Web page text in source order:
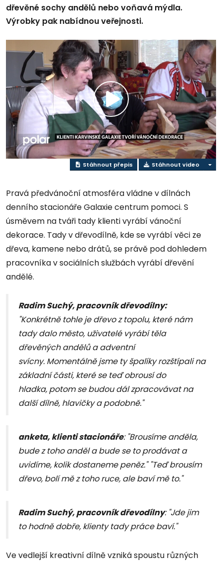
dřevěné sochy andělů nebo voňavá mýdla.
Výrobky pak nabídnou veřejnosti.
Přehrát
video
Stáhnout přepis Stáhnout video
Pravá předvánoční atmosféra vládne v dílnách
denního stacionáře Galaxie centrum pomoci. S
úsměvem na tváři tady klienti vyrábí vánoční
dekorace. Tady v dřevodílně, kde se vyrábí věci ze
dřeva, kamene nebo drátů, se právě pod dohledem
pracovníka v sociálních službách vyrábí dřevění
andělé.
Radim Suchý, pracovník dřevodílny:
"Konkrétně tohle je dřevo z topolu, které nám
tady dalo město, uživatelé vyrábí těla
dřevěných andělů a adventní
svícny. Momentálně jsme ty špalíky rozštípali na
základní části, které se teď obrousí do
hladka, potom se budou dál zpracovávat na
další dílně, hlavičky a podobně."
anketa, klienti stacionáře: "Brousíme anděla,
bude z toho anděl a bude se to prodávat a
uvidíme, kolik dostaneme peněz." "Teď brousím
dřevo, bolí mě z toho ruce, ale baví mě to."
Radim Suchý, pracovník dřevodílny: "Jde jim
to hodně dobře, klienty tady práce baví."
Ve vedlejší kreativní dílně vzniká spoustu různých